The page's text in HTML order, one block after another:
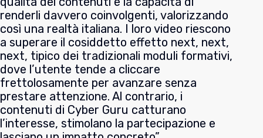
renderli davvero coinvolgenti, valorizzando
così una realtà italiana. I loro video riescono
a superare il cosiddetto effetto next, next,
next, tipico dei tradizionali moduli formativi,
dove l’utente tende a cliccare
frettolosamente per avanzare senza
prestare attenzione. Al contrario, i
contenuti di Cyber Guru catturano
l’interesse, stimolano la partecipazione e